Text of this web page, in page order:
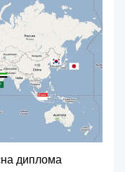
диплома